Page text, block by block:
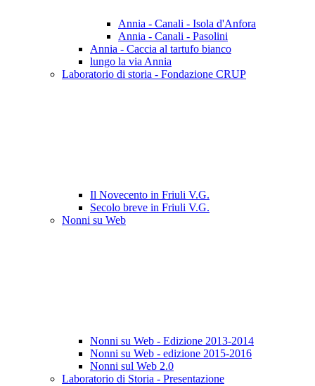
Annia - Canali - Isola d'Anfora
Annia - Canali - Pasolini
Annia - Caccia al tartufo bianco
lungo la via Annia
Laboratorio di storia - Fondazione CRUP
Il Novecento in Friuli V.G.
Secolo breve in Friuli V.G.
Nonni su Web
Nonni su Web - Edizione 2013-2014
Nonni su Web - edizione 2015-2016
Nonni sul Web 2.0
Laboratorio di Storia - Presentazione